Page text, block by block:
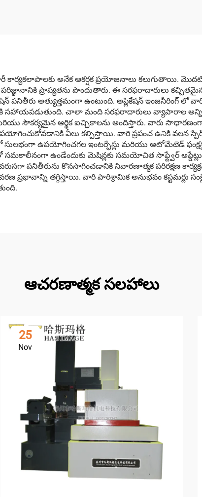
అనేక ఆకర్షక ప్రయోజనాలు కలుగుతాయి. మొదటిదిగా,
పరిజ్ఞానానికి ప్రాప్యతను పొందుతారు. ఈ సరఫరాదారులు
అత్యుత్తమంగా ఉంటుంది. అప్లికేషన్ ఇంజనీరింగ్ లో వారి
సహాయపడుతుంది. చాలా మంది సరఫరాదారులు వ్యాపారాల
సౌకర్యమైన ఆర్థిక ఐచ్ఛికాలను అందిస్తారు. వారు సాధారణంగా
వీలు కల్పిస్తాయి. వారి ప్రపంచ ఉనికి వలన
ఉపయోగించగల ఇంటర్ఫేస్లు మరియు ఆటోమేటెడ్
ఉండేందుకు మెషిన్లకు సమయోచిత సాఫ్ట్వేర్
పనితీరును కొనసాగించడానికి నివారణాత్మక పరిరక్షణ
ప్రభావాన్ని తగ్గిస్తాయి. వారి పారిశ్రామిక అనుభవం కస్టమర్లు
ఆచరణాత్మక సలహాలు
25
Nov